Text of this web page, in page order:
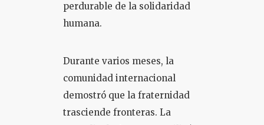
perdurable de la solidaridad
humana.
Durante varios meses, la
comunidad internacional
demostró que la fraternidad
trasciende fronteras. La